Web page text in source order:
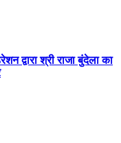
द्वारा श्री राजा बुंदेला का